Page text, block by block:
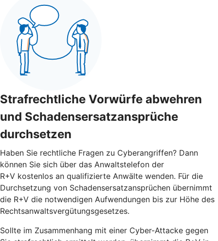
Strafrechtliche Vorwürfe abwehren
und Schadensersatzansprüche
durchsetzen
Haben Sie rechtliche Fragen zu Cyberangriffen? Dann
können Sie sich über das Anwaltstelefon der
R+V kostenlos an qualifizierte Anwälte wenden. Für die
Durchsetzung von Schadensersatzansprüchen übernimmt
die R+V die notwendigen Aufwendungen bis zur Höhe des
Rechtsanwaltsvergütungsgesetzes.
Sollte im Zusammenhang mit einer Cyber-Attacke gegen